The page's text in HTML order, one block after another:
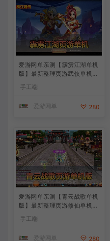
爱游网单亲测【霹雳江湖单机
版】最新整理页游武侠单机一
户端 GM后台 通用视频教学
手工端
爱游网单 280
爱游网单亲测【青云战歌单机
版】最新整理页游修仙单机一
键端Win系单机服务端PC客
户端 GM后台 通用视频教学
手工端
爱游网单 280